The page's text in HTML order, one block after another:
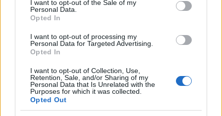
I want to opt-out of the Sale of my
Personal Data.
Opted In
I want to opt-out of processing my
Personal Data for Targeted Advertising.
Opted In
I want to opt-out of Collection, Use,
Retention, Sale, and/or Sharing of my
Personal Data that Is Unrelated with the
Purposes for which it was collected.
Opted Out
συνεχίζει τις ολιγοήμερες διακοπές του –
Πού βρέθηκε το Σάββατο
Αθλητικά:
Περισσότερα άρθρα